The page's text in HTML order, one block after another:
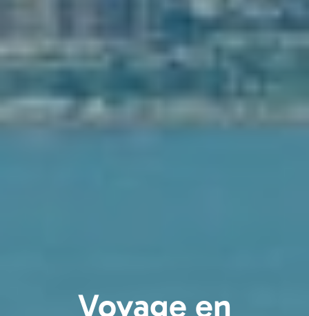
Voyage en